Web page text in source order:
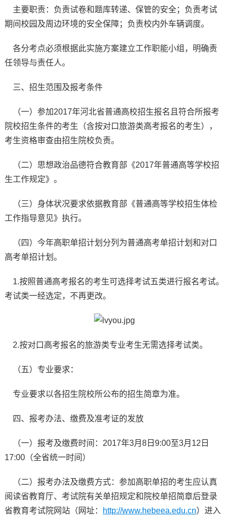
主要职责：负责试卷和题库转递、保管的安全；负责考试
期间校园及周边环境的安全保障；负责校内外车辆调度。
各分考点必须根据此实施方案建立工作职能小组，明确责
任领导与责任人。
三、招生范围及报考条件
（一）参加2017年河北省普通高校招生报名且符合所报考
院校招生条件的考生（含按对口旅游类高考报名的考生），
考生资格审查由招生院校负责。
（二）思想政治品德符合教育部《2017年普通高等学校招
生工作规定》。
（三）身体状况要求依据教育部《普通高等学校招生体检
工作指导意见》执行。
（四）今年高职单招计划分列为普通高考单招计划和对口
高考单招计划。
1.按照普通高考报名的考生可选择考试五类进行报名考试。
考试类一经选定，不再更改。
2.按对口高考报名的旅游类专业考生无需选择考试类。
（五）专业要求：
专业要求以各招生院校所公布的招生简章为准。
四、报考办法、缴费及准考证的发放
（一）报考及缴费时间：2017年3月8日9:00至3月12日
17:00（全省统一时间）
（二）报考办法及缴费方式：参加高职单招的考生应认真
阅读省教育厅、考试院有关单招规定和院校单招简章后登录
省教育考试院网站（网址：
http://www.hebeea.edu.cn）进入